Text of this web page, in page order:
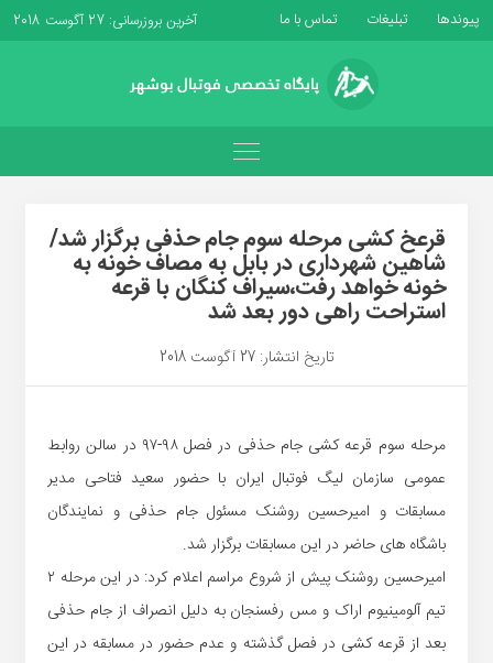
پیوندها تبلیغات تماس با ما آخرین بروزرسانی: 27 آگوست 2018
قرعخ کشی مرحله سوم جام حذفی برگزار شد/
شاهین شهرداری در بابل به مصاف خونه به
خونه خواهد رفت،سیراف کنگان با قرعه
استراحت راهی دور بعد شد
تاریخ انتشار: 27 آگوست 2018
مرحله سوم قرعه کشی ‏جام حذفی در فصل ۹۸-۹۷ در سالن روابط
عمومی سازمان لیگ فوتبال ایران ‏با حضور سعید فتاحی مدیر
مسابقات و امیرحسین روشنک مسئول جام حذفی و ‏نمایندگان
باشگاه های حاضر در این مسابقات برگزار شد.‏
امیرحسین روشنک پیش از شروع مراسم اعلام کرد: در این مرحله ۲
تیم ‏آلومینیوم اراک و مس رفسنجان به دلیل انصراف از جام حذفی
بعد از قرعه ‏کشی در فصل گذشته و عدم حضور در مسابقه در این